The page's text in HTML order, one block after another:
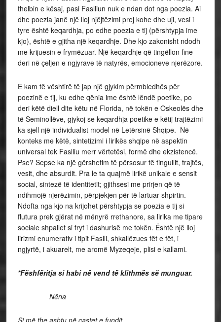
thelbin e kësaj, pasi Faslliun nuk e ndan dot nga poezia. Ai
dhe poezia janë një lloj njëjtëzimi prej kohe dhe uji, vesi i
tyre është keqardhja, po edhe poezia e tij (përshtypja ime
kjo), është e gjitha një keqardhje. Dhe kjo zakonisht ndodh
me krijuesin e frymëzuar. Një keqardhje që tingëllon fine
deri në çeljen e ngjyrave të natyrës, emocioneve njerëzore.
E kam të vështirë të jap një gjykim përmbledhës për
poezinë e tij, ku edhe qënia ime është lëndë poetike, po
deri këtë diell dite këtu në Florida, në tokën e Oskeolës dhe
të Seminollëve, gjykoj se keqardhja poetike e këtij trajtëzimi
ka sjell një individualist model në Letërsinë Shqipe. Në
konteks me këtë, sintetizimi i lirikës shqipe në aspektin
universal tek Faslliu merr vërtetësi, formë dhe ekzistencë.
Pse? Sepse ka një gërshetim të përsosur të tingullit, trajtës,
vesit, dhe absurdit. Pra le ta quajmë lirikë unikale e sensit
social, sintezë të identitetit; gjithsesi me prirjen që të
ndihmojë njerëzimin, përpjekjen për të lartuar shpirtin.
Ndofta nga kjo na krijohet përshtypja se poezia e tij si
flutura prek gjërat në mënyrë rrethanore, sa lirika me tipare
sociale shpallet si fryt i dashurisë me tokën. Është një lloj
lirizmi enumerativ i tipit Faslli, shkallëzues fët e fët, i
ngjyrtë, i akuarelt, me aromë Myzeqeje, plisi e kallami.
*Fëshfëritja si habi në vend të klithmës së munguar.
Nëna
Si më the ashtu në çastet e fundit